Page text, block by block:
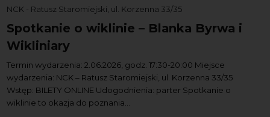
NCK - Ratusz Staromiejski, ul. Korzenna 33/35
Spotkanie o wiklinie – Blanka Byrwa i
Wikliniary
Termin wydarzenia: 2.06.2026, godz. 17:30-20:00 Miejsce
wydarzenia: NCK – Ratusz Staromiejski, ul. Korzenna 33/35
Wstęp: BILETY ONLINE Udogodnienia: parter Spotkanie o
wiklinie to okazja do poznania...